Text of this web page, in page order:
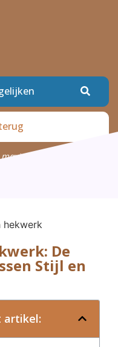
4 bedrijven die
De
Stijl en
artikel: